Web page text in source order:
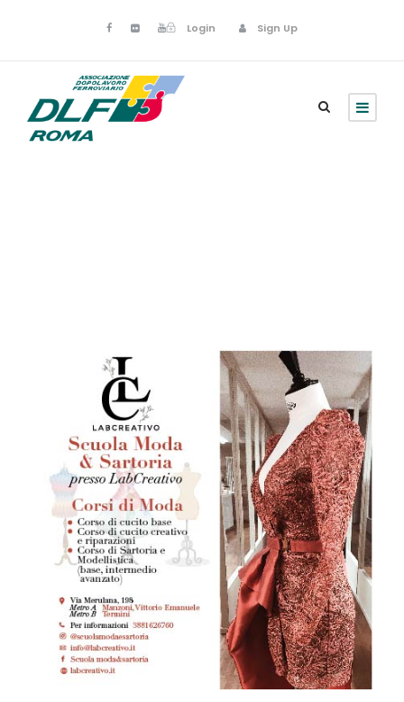
Login Sign Up